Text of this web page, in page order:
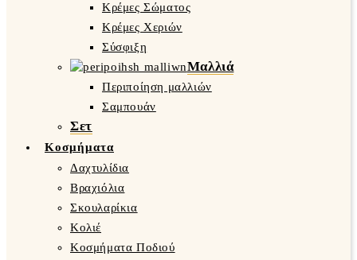
Κρέμες Σώματος
Κρέμες Χεριών
Σύσφιξη
Μαλλιά
Περιποίηση μαλλιών
Σαμπουάν
Σετ
Κοσμήματα
Δαχτυλίδια
Βραχιόλια
Σκουλαρίκια
Κολιέ
Κοσμήματα Ποδιού